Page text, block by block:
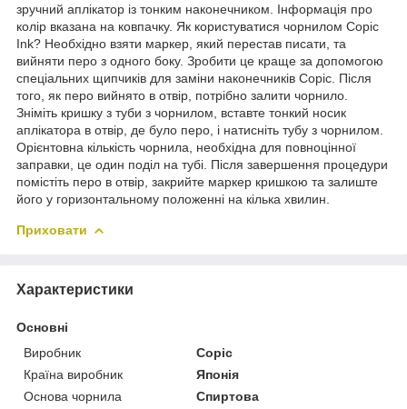
зручний аплікатор із тонким наконечником. Інформація про
колір вказана на ковпачку. Як користуватися чорнилом Copic
Ink? Необхідно взяти маркер, який перестав писати, та
вийняти перо з одного боку. Зробити це краще за допомогою
спеціальних щипчиків для заміни наконечників Copic. Після
того, як перо вийнято в отвір, потрібно залити чорнило.
Зніміть кришку з туби з чорнилом, вставте тонкий носик
аплікатора в отвір, де було перо, і натисніть тубу з чорнилом.
Орієнтовна кількість чорнила, необхідна для повноцінної
заправки, це один поділ на тубі. Після завершення процедури
помістіть перо в отвір, закрийте маркер кришкою та залиште
його у горизонтальному положенні на кілька хвилин.
Приховати
Характеристики
Основні
Виробник
Copic
Країна виробник
Японія
Основа чорнила
Спиртова